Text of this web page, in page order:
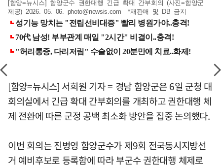
[함양=뉴시스] 함양군수 권한대행 긴급 확대 간부회의 (사진=함양군
제공) 2026. 05. 06. photo@newsis.com *재판매 및 DB 금지
[함양=뉴시스] 서희원 기자 = 경남 함양군은 6일 군청 대
회의실에서 긴급 확대 간부회의를 개최하고 권한대행 체
제 전환에 따른 군정 공백 최소화 방안을 집중 논의했다.
이번 회의는 진병영 함양군수가 제9회 전국동시지방선
거 예비후보로 등록함에 따라 부군수 권한대행 체제로